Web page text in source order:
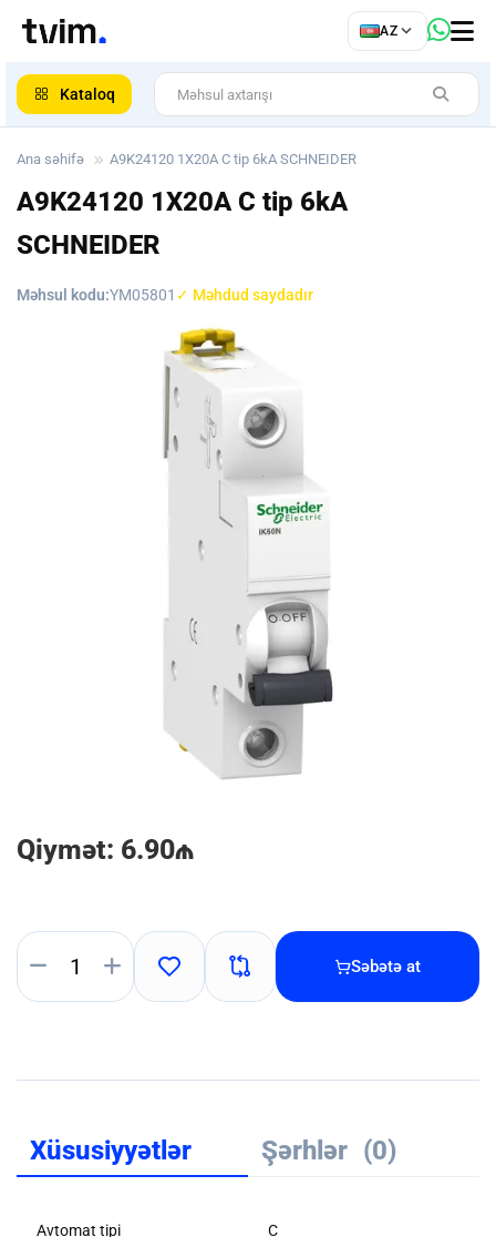
AZ
Kataloq
Ana səhifə A9K24120 1X20A C tip 6kA SCHNEIDER
A9K24120 1X20A C tip 6kA
SCHNEIDER
Məhsul kodu:YM05801 ✓ Məhdud saydadır
Qiymət: 6.90₼
Səbətə at
Xüsusiyyətlər Şərhlər (0)
Avtomat tipi C